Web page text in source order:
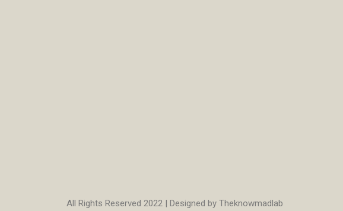
All Rights Reserved 2022 | Designed by Theknowmadlab